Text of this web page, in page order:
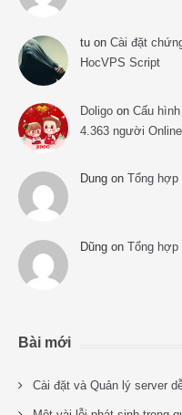
tu on Cài đặt
HocVPS Script
Doligo on Cấu
4.363 người Online
Dung on Tổng hợp
Dũng on Tổng hợp
Bài mới
Cài đặt và Quản lý server